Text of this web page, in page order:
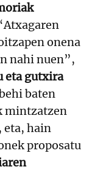
onena
nahi nuen”,
eta gutxira
baten
mintzatzen
eta, hain
proposatu